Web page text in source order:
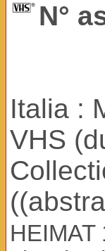
N°
Italia :
VHS
HEIMAT